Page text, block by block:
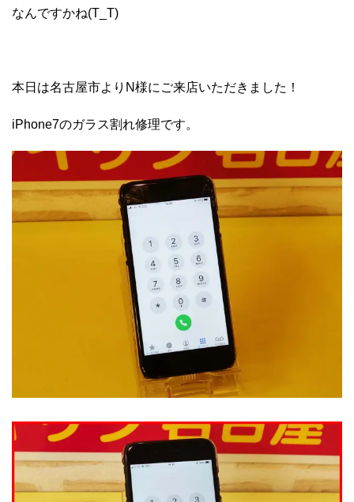
なんですかね(T_T)
本日は名古屋市よりN様にご来店いただきました！
iPhone7のガラス割れ修理です。